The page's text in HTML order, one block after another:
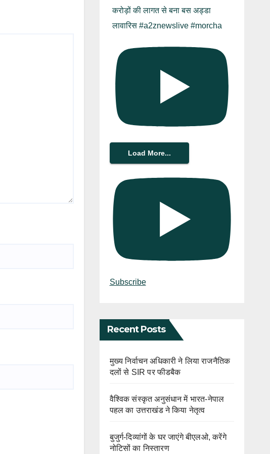
करोड़ों की लागत से बना बस अड्डा
लावारिस #a2znewslive #morcha
Load More...
Subscribe
Recent Posts
मुख्य निर्वाचन अधिकारी ने लिया राजनैतिक
दलों से SIR पर फीडबैक
वैश्विक संस्कृत अनुसंधान में भारत-नेपाल
पहल का उत्तराखंड ने किया नेतृत्व
बुजुर्ग-दिव्यांगों के घर जाएंगे बीएलओ, करेंगे
नोटिसों का निस्तारण